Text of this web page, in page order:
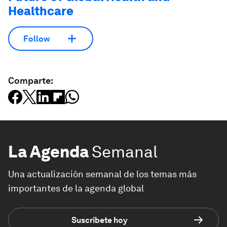
Healthcare
Follow
Comparte:
La AgendaSemanal
Una actualización semanal de los temas más
importantes de la agenda global
Suscríbete hoy